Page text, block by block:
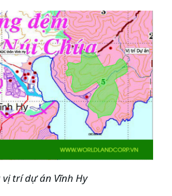
trí dự án Vĩnh Hy